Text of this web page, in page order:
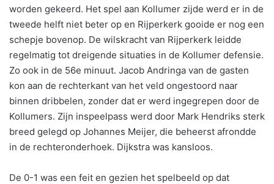
worden gekeerd. Het spel aan Kollumer zijde werd er in de
tweede helft niet beter op en Rijperkerk gooide er nog een
schepje bovenop. De wilskracht van Rijperkerk leidde
regelmatig tot dreigende situaties in de Kollumer defensie.
Zo ook in de 56e minuut. Jacob Andringa van de gasten
kon aan de rechterkant van het veld ongestoord naar
binnen dribbelen, zonder dat er werd ingegrepen door de
Kollumers. Zijn inspeelpass werd door Mark Hendriks sterk
breed gelegd op Johannes Meijer, die beheerst afrondde
in de rechteronderhoek. Dijkstra was kansloos.
De 0-1 was een feit en gezien het spelbeeld op dat